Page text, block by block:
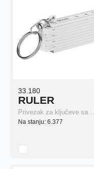
33.180
RULER
Privezak za ključeve sa…
Na stanju: 6.377